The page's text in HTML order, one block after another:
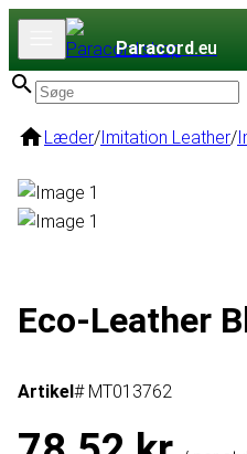
Paracord.eu
Læder/Imitation Leather/
Eco-Leather
Artikel# MT013762